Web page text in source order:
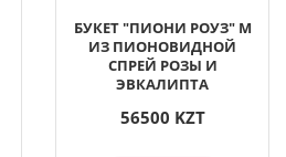
БУКЕТ "ПИОНИ РОУЗ" M
ИЗ ПИОНОВИДНОЙ
СПРЕЙ РОЗЫ И
ЭВКАЛИПТА
56500 KZT